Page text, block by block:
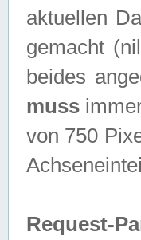
aktuellen
gemacht
beides
muss
von 750
Request-